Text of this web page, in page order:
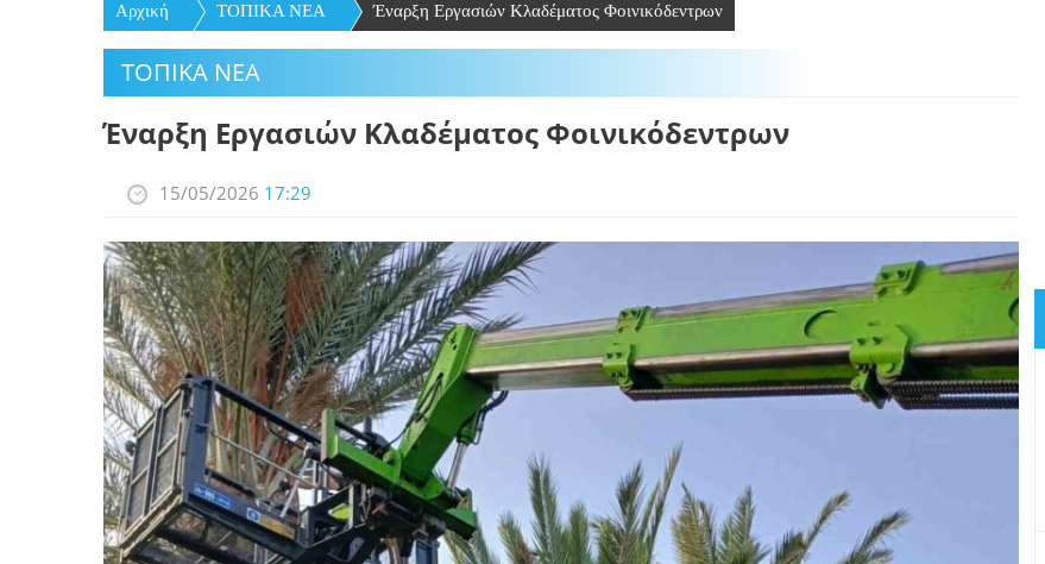
Αρχική ΤΟΠΙΚΑ ΝΕΑ Έναρξη Εργασιών Κλαδέματος Φοινικόδεντρων
ΤΟΠΙΚΑ ΝΕΑ
Έναρξη Εργασιών Κλαδέματος Φοινικόδεντρων
15/05/2026 17:29